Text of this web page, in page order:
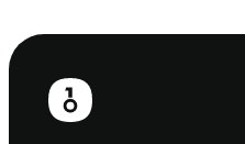
頁